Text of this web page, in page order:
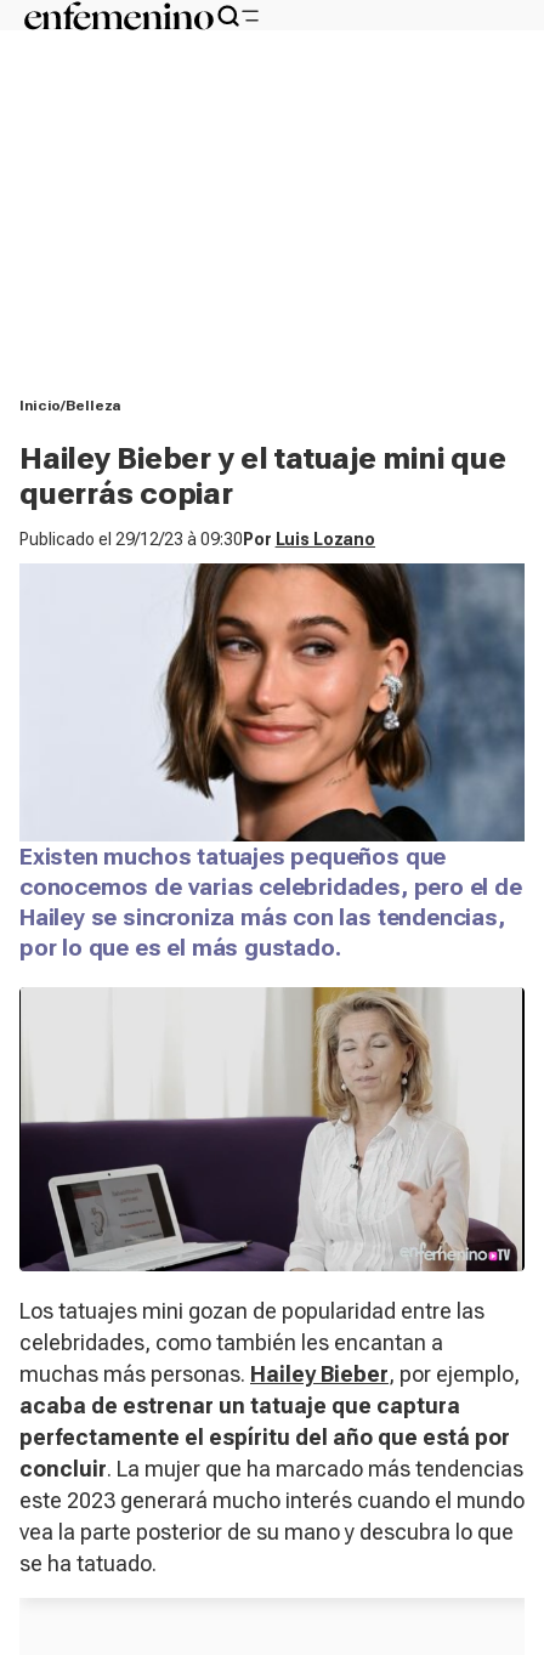
Inicio Belleza
Hailey Bieber y el tatuaje mini que
querrás copiar
Publicado el 29/12/23 à 09:30 Por Luis Lozano
Existen muchos tatuajes pequeños que
conocemos de varias celebridades, pero el de
Hailey se sincroniza más con las tendencias,
por lo que es el más gustado.
Los tatuajes mini gozan de popularidad entre las
celebridades, como también les encantan a
muchas más personas. Hailey Bieber, por ejemplo,
acaba de estrenar un tatuaje que captura
perfectamente el espíritu del año que está por
concluir. La mujer que ha marcado más tendencias
este 2023 generará mucho interés cuando el mundo
vea la parte posterior de su mano y descubra lo que
se ha tatuado.